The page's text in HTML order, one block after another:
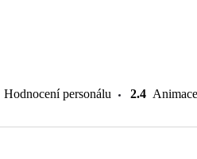
Hodnocení personálu 2.4 Animace